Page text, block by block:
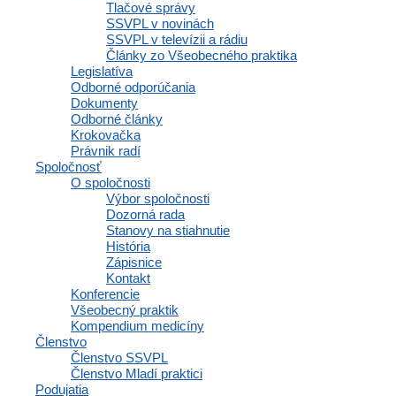
Tlačové správy
SSVPL v novinách
SSVPL v televízii a rádiu
Články zo Všeobecného praktika
Legislatíva
Odborné odporúčania
Dokumenty
Odborné články
Krokovačka
Právnik radí
Spoločnosť
O spoločnosti
Výbor spoločnosti
Dozorná rada
Stanovy na stiahnutie
História
Zápisnice
Kontakt
Konferencie
Všeobecný praktik
Kompendium medicíny
Členstvo
Členstvo SSVPL
Členstvo Mladí praktici
Podujatia
PRAKTICKÉHO
LEKÁRSTVA
Business Center Polianky (BCP)
Polianky 5, 841 01 Bratislava
IČO: 35607131
DIČ: 2020971502
Osobné informácie a profil
Výhody a zľavy
Vzdelávacie materiály a odborné zdroje
Zápisnice a interné dokumenty spoločnosti
Komunikácia a správy